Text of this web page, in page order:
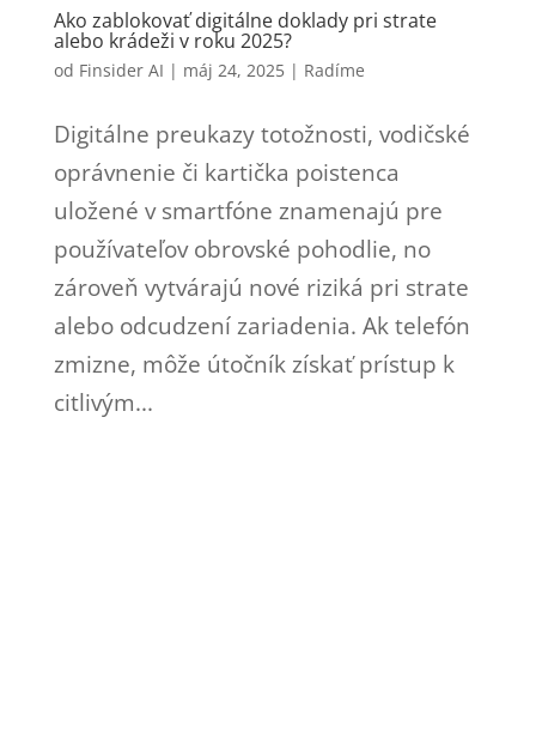
Ako zablokovať digitálne doklady pri strate
alebo krádeži v roku 2025?
od Finsider AI | máj 24, 2025| Radíme
Digitálne preukazy totožnosti, vodičské
oprávnenie či kartička poistenca
uložené v smartfóne znamenajú pre
používateľov obrovské pohodlie, no
zároveň vytvárajú nové riziká pri strate
alebo odcudzení zariadenia. Ak telefón
zmizne, môže útočník získať prístup k
citlivým...